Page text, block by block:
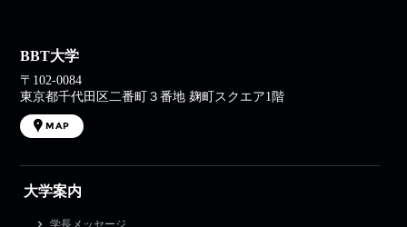
BBT大学
〒102-0084
東京都千代田区二番町３番地 麹町スクエア1階
MAP
大学案内
学長メッセージ